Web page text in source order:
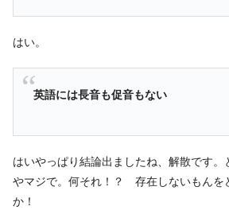
はい。
英語には長音も促音もない
はいやっぱり結論出ましたね、解散です
やマジで。何それ！？ 存在しないもんを
か！